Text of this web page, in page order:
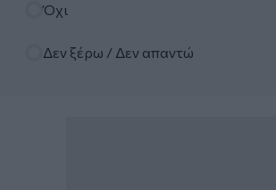
Όχι
Δεν ξέρω / Δεν απαντώ